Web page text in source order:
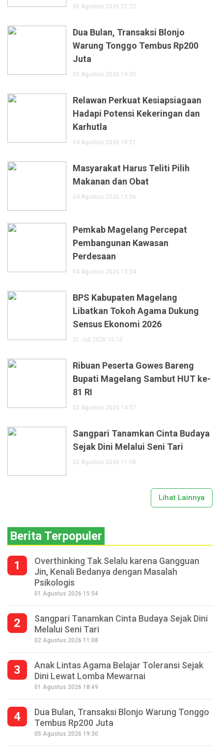
06 Agustus 2026 21:22
Dua Bulan, Transaksi Blonjo
Warung Tonggo Tembus Rp200
Juta
05 Agustus 2026 19:30
Relawan Perkuat Kesiapsiagaan
Hadapi Potensi Kekeringan dan
Karhutla
04 Agustus 2026 18:21
Masyarakat Harus Teliti Pilih
Makanan dan Obat
04 Agustus 2026 13:56
Pemkab Magelang Percepat
Pembangunan Kawasan
Perdesaan
04 Agustus 2026 13:34
BPS Kabupaten Magelang
Libatkan Tokoh Agama Dukung
Sensus Ekonomi 2026
31 Juli 2026 15:10
Ribuan Peserta Gowes Bareng
Bupati Magelang Sambut HUT ke-
81 RI
02 Agustus 2026 14:57
Sangpari Tanamkan Cinta Budaya
Sejak Dini Melalui Seni Tari
02 Agustus 2026 11:08
Lihat Lainnya
Berita Terpopuler
1
Overthinking Tak Selalu karena Gangguan
Jin, Kenali Bedanya dengan Masalah
Psikologis
01 Agustus 2026 15:54
2
Sangpari Tanamkan Cinta Budaya Sejak Dini
Melalui Seni Tari
02 Agustus 2026 11:08
3
Anak Lintas Agama Belajar Toleransi Sejak
Dini Lewat Lomba Mewarnai
01 Agustus 2026 18:49
4
Dua Bulan, Transaksi Blonjo Warung Tonggo
Tembus Rp200 Juta
05 Agustus 2026 19:30